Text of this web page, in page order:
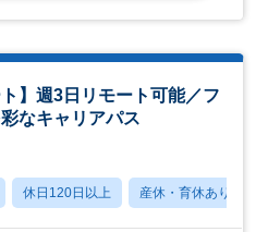
】週3日リモート可能／フ
なキャリアパス
休日120日以上 産休・育休あり